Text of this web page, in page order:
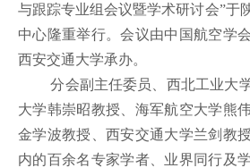
与跟踪专业组会议暨学术研讨会”于
中心隆重举行。会议由中国航空学
西安交通大学承办。
分会副主任委员、西北工业大
大学韩崇昭教授、海军航空大学熊
金学波教授、西安交通大学兰剑教
内的百余名专家学者、业界同行及